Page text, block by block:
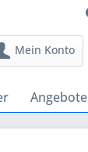
Mein Konto
Angebote